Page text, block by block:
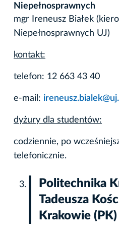
Niepełnosprawnych
mgr Ireneusz Białek
Niepełnosprawnych UJ)
kontakt:
telefon: 12 663 43 40
e-mail:
dyżury dla studentów:
codziennie, po
telefonicznie.
Politechnika
Tadeusza
Krakowie (PK)